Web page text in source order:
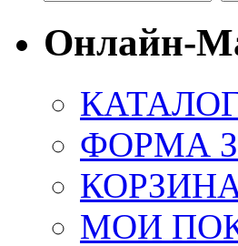
Онлайн-
ФОРМА
МОИ